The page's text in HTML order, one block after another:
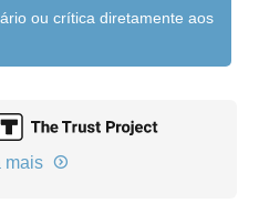
ou crítica diretamente aos
mais